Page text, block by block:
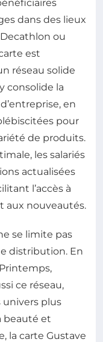
dans des lieux
ou
est
réseau solide
consolide la
en
pour
de produits.
les salariés
actualisées
l’accès à
aux nouveautés.
se limite pas
distribution. En
ce réseau,
univers plus
beauté et
la carte Gustave